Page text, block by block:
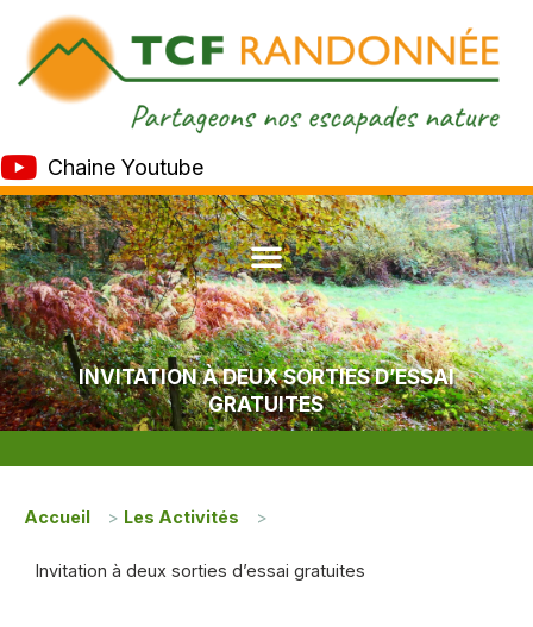
Chaine Youtube
INVITATION À DEUX SORTIES D’ESSAI
GRATUITES
Accueil > Les Activités >
Invitation à deux sorties d’essai gratuites